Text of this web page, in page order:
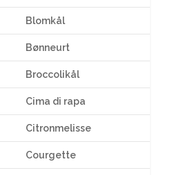
Blomkål
Bønneurt
Broccolikål
Cima di rapa
Citronmelisse
Courgette